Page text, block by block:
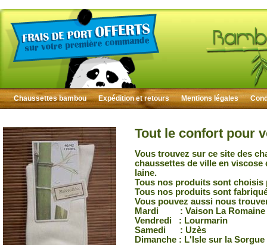
Chaussettes bambou Expédition et retours Mentions légales
Tout le confort pour
Vous trouvez sur ce site des
chaussettes de ville en
laine.
Tous nos produits sont choisis
Tous nos produits sont
Vous pouvez aussi nous
Mardi : Vaison La Romaine
Vendredi : Lourmarin
Samedi : Uzès
Dimanche : L'Isle sur la Sorgue